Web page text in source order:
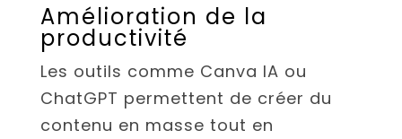
Amélioration de la
productivité
Les outils comme Canva IA ou
ChatGPT permettent de créer du
contenu en masse tout en